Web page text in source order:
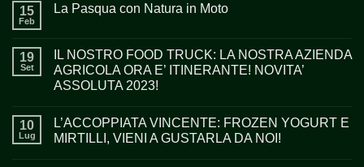
15
Feb
La Pasqua con Natura in Moto
19
Set
IL NOSTRO FOOD TRUCK: LA NOSTRA AZIENDA
AGRICOLA ORA E’ ITINERANTE! NOVITA’
ASSOLUTA 2023!
10
Lug
L’ACCOPPIATA VINCENTE: FROZEN YOGURT E
MIRTILLI, VIENI A GUSTARLA DA NOI!